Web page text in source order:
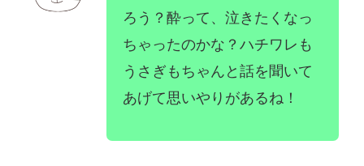
ろう？酔って、泣きたくなっ
ちゃったのかな？ハチワレも
うさぎもちゃんと話を聞いて
あげて思いやりがあるね！